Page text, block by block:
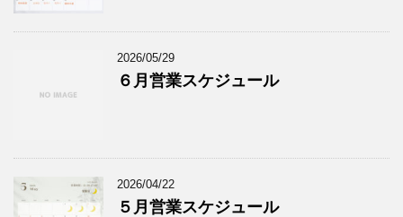
2026/05/29
６月営業スケジュール
2026/04/22
５月営業スケジュール